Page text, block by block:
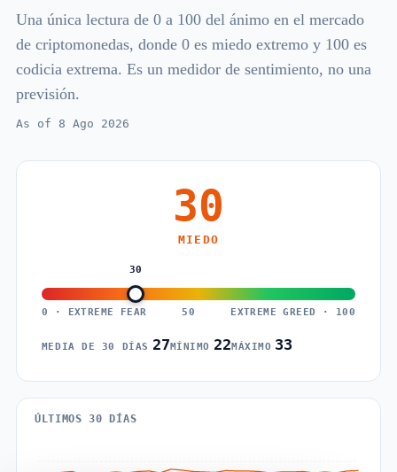
Una única lectura de 0 a 100 del ánimo en el mercado
de criptomonedas, donde 0 es miedo extremo y 100 es
codicia extrema. Es un medidor de sentimiento, no una
previsión.
As of 8 Ago 2026
30
MIEDO
30
0 · EXTREME FEAR 50 EXTREME GREED · 100
MEDIA DE 30 DÍAS 27MÍNIMO 22MÁXIMO 33
ÚLTIMOS 30 DÍAS